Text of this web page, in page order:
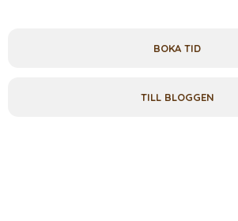
BOKA TID
TILL BLOGGEN